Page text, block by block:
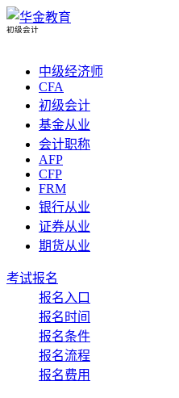
初级会计
中级经济师
CFA
初级会计
基金从业
会计职称
AFP
CFP
FRM
银行从业
证券从业
期货从业
考试报名
报名入口
报名时间
报名条件
报名流程
报名费用